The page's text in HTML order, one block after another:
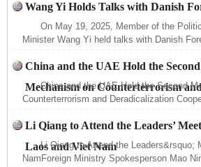
Wang Yi Holds Talks with Danish
On May 19, 2025, Member of the
Minister Wang Yi held talks with Danish
China and the UAE Hold the
Mechanism on Counterterrorism
China and the UAE Hold the Second
Counterterrorism and Deradicalization
Li Qiang to Attend the Leaders’
Laos and Viet Nam
Li Qiang to Attend the Leaders&rsquo;
NamForeign Ministry Spokesperson Mao
完善运行机制助力责任有效落实